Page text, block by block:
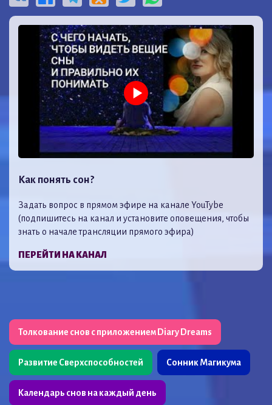
Как понять сон?
Задать вопрос в прямом эфире на канале YouTybe
(подпишитесь на канал и установите оповещения, чтобы
знать о начале трансляции прямого эфира)
ПЕРЕЙТИ НА КАНАЛ
Толкование снов с приложением Diary Dreams
Развитие Сверхспособностей Сонник Магикума
Календарь снов на каждый день